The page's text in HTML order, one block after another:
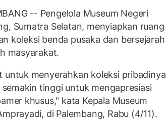
-- Pengelola Museum Negeri
Sumatra Selatan, menyiapkan ruang
koleksi benda pusaka dan bersejarah
masyarakat.
untuk menyerahkan koleksi pribadinya
tinggi untuk mengapresiasi
khusus," kata Kepala Museum
di Palembang, Rabu (4/11).